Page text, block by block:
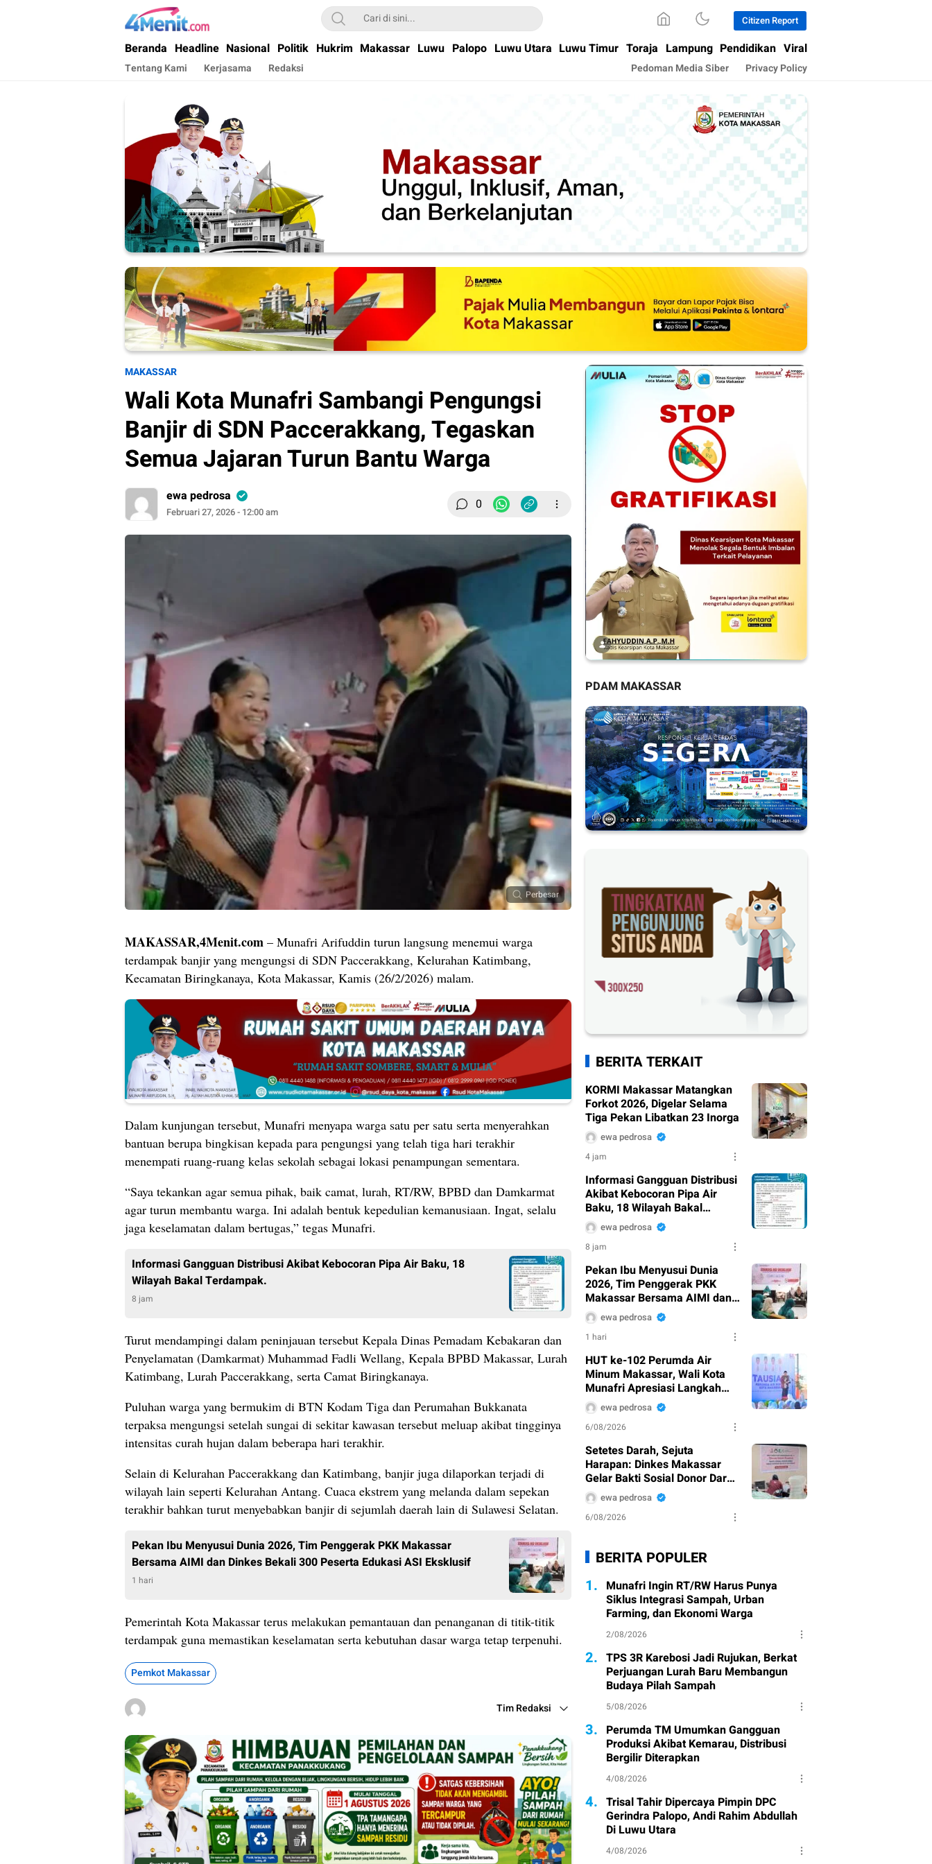
4menit.com
Mengungkap Kisah, Setiap Hari
Citizen Report
Beranda Headline Nasional Politik Hukrim Makassar Luwu Palopo Luwu Utara Luwu Timur Toraja Lampung Pendidikan Viral
Tentang Kami Kerjasama Redaksi Pedoman Media Siber Privacy Policy
MAKASSAR
Wali Kota Munafri Sambangi Pengungsi
Banjir di SDN Paccerakkang, Tegaskan
Semua Jajaran Turun Bantu Warga
ewa pedrosa
Februari 27, 2026 - 12:00 am 0
Perbesar
MAKASSAR,4Menit.com – Munafri Arifuddin turun langsung menemui warga
terdampak banjir yang mengungsi di SDN Paccerakkang, Kelurahan Katimbang,
Kecamatan Biringkanaya, Kota Makassar, Kamis (26/2/2026) malam.
Dalam kunjungan tersebut, Munafri menyapa warga satu per satu serta menyerahkan
bantuan berupa bingkisan kepada para pengungsi yang telah tiga hari terakhir
menempati ruang-ruang kelas sekolah sebagai lokasi penampungan sementara.
“Saya tekankan agar semua pihak, baik camat, lurah, RT/RW, BPBD dan Damkarmat
agar turun membantu warga. Ini adalah bentuk kepedulian kemanusiaan. Ingat, selalu
jaga keselamatan dalam bertugas,” tegas Munafri.
Informasi Gangguan Distribusi Akibat Kebocoran Pipa Air Baku, 18
Wilayah Bakal Terdampak.
8 jam
Turut mendampingi dalam peninjauan tersebut Kepala Dinas Pemadam Kebakaran dan
Penyelamatan (Damkarmat) Muhammad Fadli Wellang, Kepala BPBD Makassar, Lurah
Katimbang, Lurah Paccerakkang, serta Camat Biringkanaya.
Puluhan warga yang bermukim di BTN Kodam Tiga dan Perumahan Bukkanata
terpaksa mengungsi setelah sungai di sekitar kawasan tersebut meluap akibat tingginya
intensitas curah hujan dalam beberapa hari terakhir.
Selain di Kelurahan Paccerakkang dan Katimbang, banjir juga dilaporkan terjadi di
wilayah lain seperti Kelurahan Antang. Cuaca ekstrem yang melanda dalam sepekan
terakhir bahkan turut menyebabkan banjir di sejumlah daerah lain di Sulawesi Selatan.
Pekan Ibu Menyusui Dunia 2026, Tim Penggerak PKK Makassar
Bersama AIMI dan Dinkes Bekali 300 Peserta Edukasi ASI Eksklusif
1 hari
Pemerintah Kota Makassar terus melakukan pemantauan dan penanganan di titik-titik
terdampak guna memastikan keselamatan serta kebutuhan dasar warga tetap terpenuhi.
Pemkot Makassar
Tim Redaksi
PDAM MAKASSAR
BERITA TERKAIT
KORMI Makassar Matangkan
Forkot 2026, Digelar Selama
Tiga Pekan Libatkan 23 Inorga
ewa pedrosa
4 jam
Informasi Gangguan Distribusi
Akibat Kebocoran Pipa Air
Baku, 18 Wilayah Bakal
Terdampak.
ewa pedrosa
8 jam
Pekan Ibu Menyusui Dunia
2026, Tim Penggerak PKK
Makassar Bersama AIMI dan
Dinkes Bekali 300 Peserta
Edukasi ASI Eksklusif
ewa pedrosa
1 hari
HUT ke-102 Perumda Air
Minum Makassar, Wali Kota
Munafri Apresiasi Langkah
Pembenahan Pelayanan
ewa pedrosa
6/08/2026
Setetes Darah, Sejuta
Harapan: Dinkes Makassar
Gelar Bakti Sosial Donor Darah
Sambut HUT RI Ke-81
ewa pedrosa
6/08/2026
BERITA POPULER
1. Munafri Ingin RT/RW Harus Punya
Siklus Integrasi Sampah, Urban
Farming, dan Ekonomi Warga
2/08/2026
2. TPS 3R Karebosi Jadi Rujukan, Berkat
Perjuangan Lurah Baru Membangun
Budaya Pilah Sampah
5/08/2026
3. Perumda TM Umumkan Gangguan
Produksi Akibat Kemarau, Distribusi
Bergilir Diterapkan
4/08/2026
4. Trisal Tahir Dipercaya Pimpin DPC
Gerindra Palopo, Andi Rahim Abdullah
Di Luwu Utara
4/08/2026